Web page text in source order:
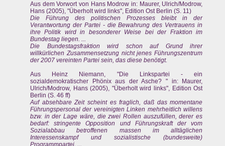
Aus dem Vorwort von Hans Modrow in: Maurer, Ulrich/Modrow,
Hans (2005), "Überholt wird links", Edition Ost Berlin (S. 11)
Die Führung des politischen Prozesses bleibt in der
Verantwortung der Partei - die Bewahrung des Vertrauens in
ihre Politik wird in besonderer Weise bei der Fraktion im
Bundestag liegen. ...
Die Bundestagsfraktion wird schon auf Grund ihrer
willkürlichen Zusammensetzung nicht jenes Führungszentrum
der 2007 vereinten Partei sein, das diese benötigt.
Aus Heinz Niemann, "Die Linkspartei - ein
sozialdemokratischer Phönix aus der Asche? " in: Maurer,
Ulrich/Modrow, Hans (2005), "Überholt wird links", Edition Ost
Berlin (S. 46 ff)
Auf absehbare Zeit scheint es fraglich, daß das momentane
Führungspersonal der vereinigten Linken mehrheitlich willens
bzw. in der Lage wäre, die zwei Rollen auszufüllen, derer es
bedarf: stringente Opposition und Führungskraft der vom
Sozialabbau betroffenen massen im alltäglichen
Interessenskampf und sozialistische (bundesweite)